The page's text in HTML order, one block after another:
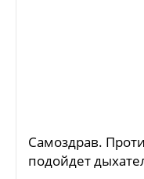
Самоздрав.
подойдет